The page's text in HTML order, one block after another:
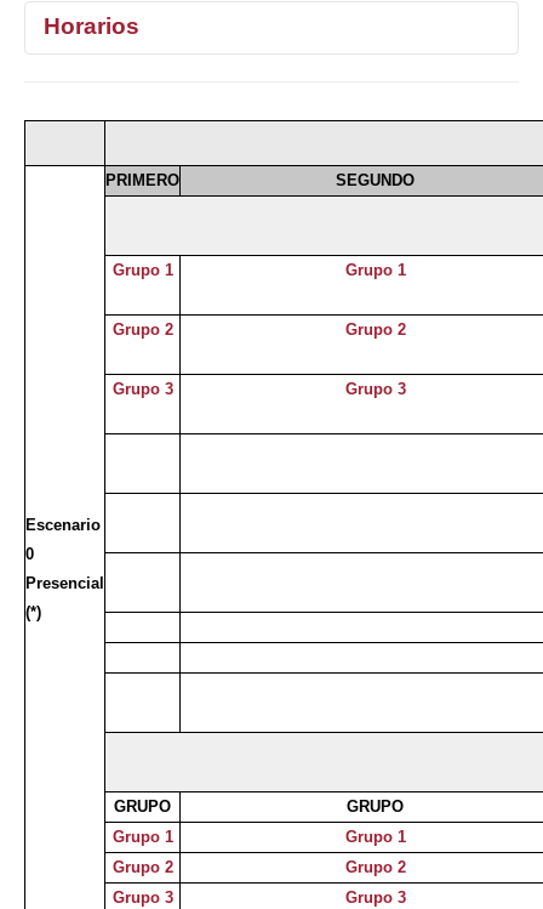
Horarios
Escenario
0
Presencial
(*)
PRIMERO SEGUNDO
Grupo 1 Grupo 1
Grupo 2 Grupo 2
Grupo 3 Grupo 3
GRUPO
GRUPO
Grupo 1
Grupo 1
Grupo 2
Grupo 2
Grupo 3
Grupo 3